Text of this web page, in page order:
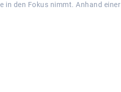
in den Fokus nimmt. Anhand einer